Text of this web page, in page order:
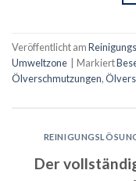
Veröffentlicht am
Umweltzone
Markiert
Ölverschmutzungen,
Der